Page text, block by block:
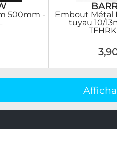
500mm -
Embout Métal
tuyau 10/